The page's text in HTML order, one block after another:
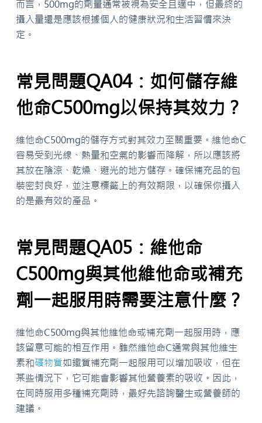
而言，500mg的劑量通常被視為安全且適中，但最終的
攝入量還是應該根據個人的健康狀況和生活習慣來決
定。
常見問題QA04：如何儲存維
他命C500mg以保持其效力？
維他命C500mg的儲存方式對其效力至關重要。維他命C
容易受到光線、熱量和空氣的影響而降解，所以應該將
其放在陰涼、乾燥、避光的地方儲存。確保補充品的包
裝密封良好，並注意標籤上的有效期限，以確保你攝入
的是最有效的產品。
常見問題QA05：維他命
C500mg與其他維他命或補充
劑一起服用時需要注意什麼？
維他命C500mg與其他維他命或補充劑一起服用時，應
該留意可能的相互作用。雖然維他命C通常與其他維生
素和礦物質如鐵質補充劑一起服用可以增加吸收，但在
某些情況下，它可能會影響其他營養素的吸收。因此，
在同時服用多種補充劑時，最好先諮詢醫生或營養師的
建議。